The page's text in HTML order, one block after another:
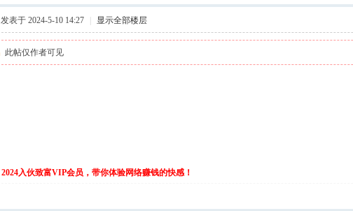
发表于 2024-5-10 14:27 显示全部楼层
此帖仅作者可见
2024入伙致富VIP会员，带你体验网络赚钱的快感！